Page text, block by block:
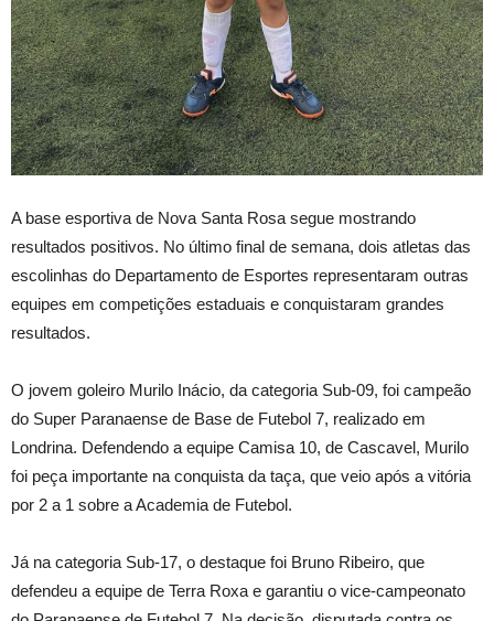
A base esportiva de Nova Santa Rosa segue mostrando
resultados positivos. No último final de semana, dois atletas das
escolinhas do Departamento de Esportes representaram outras
equipes em competições estaduais e conquistaram grandes
resultados.
O jovem goleiro Murilo Inácio, da categoria Sub-09, foi campeão
do Super Paranaense de Base de Futebol 7, realizado em
Londrina. Defendendo a equipe Camisa 10, de Cascavel, Murilo
foi peça importante na conquista da taça, que veio após a vitória
por 2 a 1 sobre a Academia de Futebol.
Já na categoria Sub-17, o destaque foi Bruno Ribeiro, que
defendeu a equipe de Terra Roxa e garantiu o vice-campeonato